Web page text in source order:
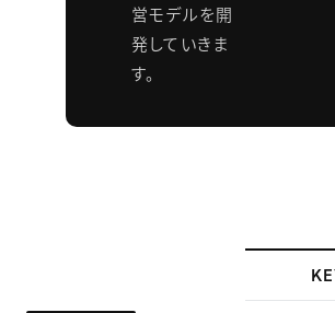
営モデルを開
発していきま
す。